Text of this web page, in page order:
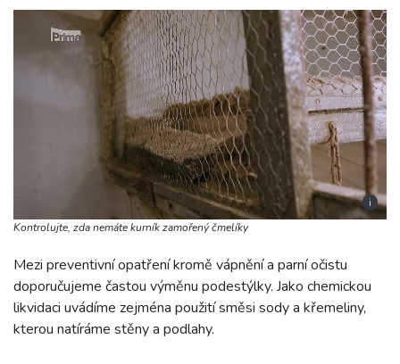
i
Kontrolujte, zda nemáte kurník zamořený čmelíky
Mezi preventivní opatření kromě vápnění a parní očistu
doporučujeme častou výměnu podestýlky. Jako chemickou
likvidaci uvádíme zejména použití směsi sody a křemeliny,
kterou natíráme stěny a podlahy.